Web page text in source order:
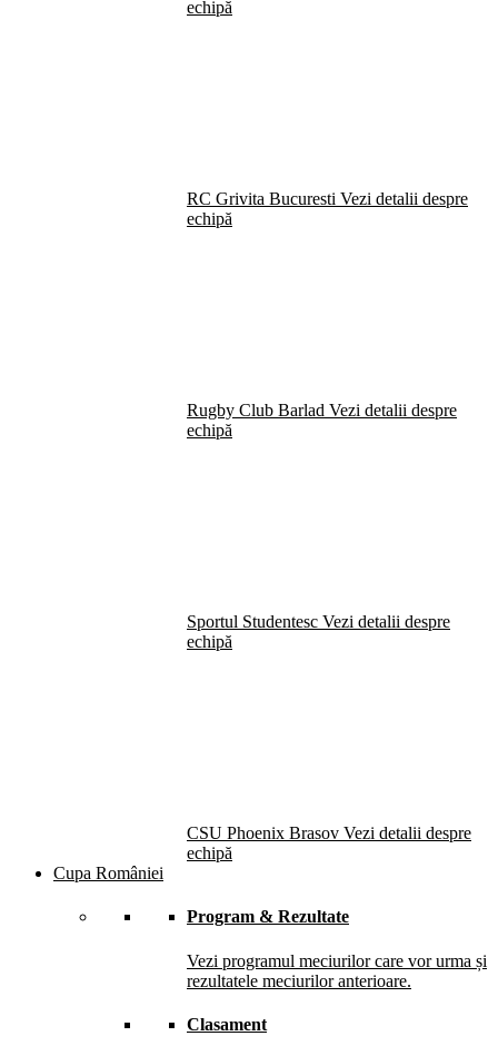
echipă
RC Grivita Bucuresti Vezi detalii despre
echipă
Rugby Club Barlad Vezi detalii despre
echipă
Sportul Studentesc Vezi detalii despre
echipă
CSU Phoenix Brasov Vezi detalii despre
echipă
Cupa României
Program & Rezultate
Vezi programul meciurilor care vor urma și
rezultatele meciurilor anterioare.
Clasament